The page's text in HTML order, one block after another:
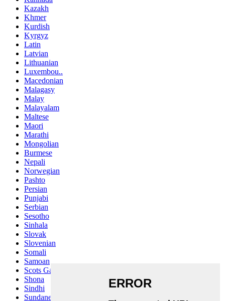
Kazakh
Khmer
Kurdish
Kyrgyz
Latin
Latvian
Lithuanian
Luxembou..
Macedonian
Malagasy
Malay
Malayalam
Maltese
Maori
Marathi
Mongolian
Burmese
Nepali
Norwegian
Pashto
Persian
Punjabi
Serbian
Sesotho
Sinhala
Slovak
Slovenian
Somali
Samoan
Scots Gaelic
Shona
Sindhi
Sundanese